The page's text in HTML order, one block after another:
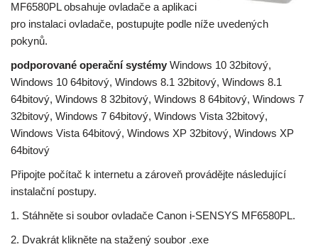
MF6580PL obsahuje ovladače a aplikaci
pro instalaci ovladače, postupujte podle níže uvedených
pokynů.
podporované operační systémy Windows 10 32bitový,
Windows 10 64bitový, Windows 8.1 32bitový, Windows 8.1
64bitový, Windows 8 32bitový, Windows 8 64bitový, Windows 7
32bitový, Windows 7 64bitový, Windows Vista 32bitový,
Windows Vista 64bitový, Windows XP 32bitový, Windows XP
64bitový
Připojte počítač k internetu a zároveň provádějte následující
instalační postupy.
1. Stáhněte si soubor ovladače Canon i-SENSYS MF6580PL.
2. Dvakrát klikněte na stažený soubor .exe